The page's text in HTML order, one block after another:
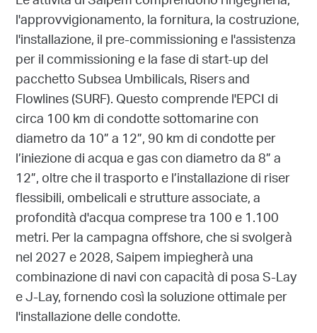
l'approvvigionamento, la fornitura, la costruzione,
l'installazione, il pre-commissioning e l'assistenza
per il commissioning e la fase di start-up del
pacchetto Subsea Umbilicals, Risers and
Flowlines (SURF). Questo comprende l'EPCI di
circa 100 km di condotte sottomarine con
diametro da 10” a 12”, 90 km di condotte per
l’iniezione di acqua e gas con diametro da 8” a
12”, oltre che il trasporto e l’installazione di riser
flessibili, ombelicali e strutture associate, a
profondità d'acqua comprese tra 100 e 1.100
metri. Per la campagna offshore, che si svolgerà
nel 2027 e 2028, Saipem impiegherà una
combinazione di navi con capacità di posa S-Lay
e J-Lay, fornendo così la soluzione ottimale per
l'installazione delle condotte.